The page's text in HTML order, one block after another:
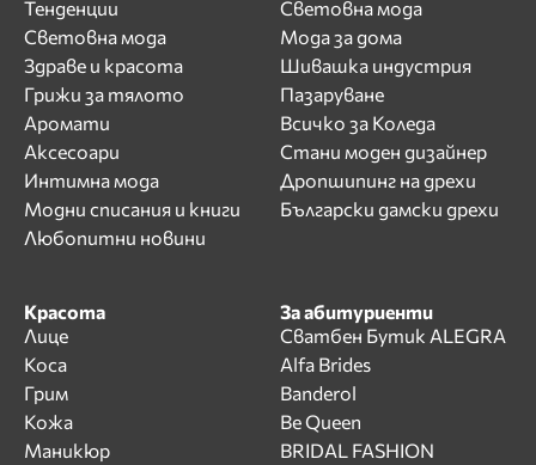
Тенденции
Световна мода
Здраве и красота
Грижи за тялото
Аромати
Аксесоари
Интимна мода
Модни списания и книги
Любопитни новини
Световна мода
Мода за дома
Шивашка индустрия
Пазаруване
Всичко за Коледа
Стани моден дизайнер
Дропшипинг на дрехи
Български дамски дрехи
Красота
Лице
Коса
Грим
Кожа
Маникюр
За абитуриенти
Сватбен Бутик ALEGRA
Alfa Brides
Banderol
Be Queen
BRIDAL FASHION